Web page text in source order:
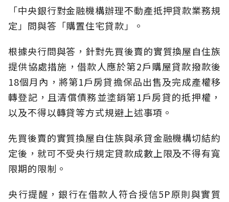
「中央銀行對金融機構辦理不動產抵押貸款業務規
定」問與答「購置住宅貸款」。
根據央行問與答，針對先買後賣的實質換屋自住族
提供協處措施，借款人應於第2戶購屋貸款撥款後
18個月內，將第1戶房貸擔保品出售及完成產權移
轉登記，且清償債務並塗銷第1戶房貸的抵押權，
以及不得以轉貸等方式規避上述事項。
先買後賣的實質換屋自住族與承貸金融機構切結約
定後，就可不受央行規定貸款成數上限及不得有寬
限期的限制。
央行提醒，銀行在借款人符合授信5P原則與實質